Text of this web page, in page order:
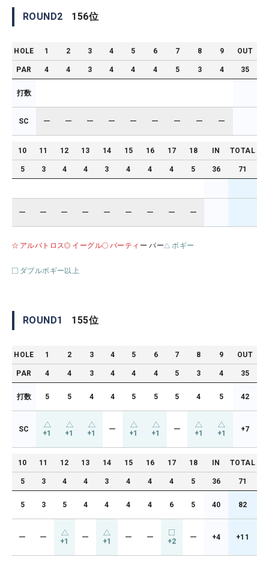
ROUND2 156位
HOLE 1 2 3 4 5 6 7 8 9 OUT
PAR 4 4 3 4 4 4 5 3 4 35
打数
SC ー ー ー ー ー ー ー ー ー
10 11 12 13 14 15 16 17 18 IN TOTAL
5 3 4 4 3 4 4 4 5 36 71
ー ー ー ー ー ー ー ー ー
アルバトロス イーグル バーティ ー パー ボギー
ダブルボギー以上
ROUND1 155位
HOLE 1 2 3 4 5 6 7 8 9 OUT
PAR 4 4 3 4 4 4 5 3 4 35
打数 5 5 4 4 5 5 5 4 5 42
SC +1 +1 +1 ー +1 +1 ー +1 +1 +7
10 11 12 13 14 15 16 17 18 IN TOTAL
5 3 4 4 3 4 4 4 5 36 71
5 3 5 4 4 4 4 6 5 40 82
ー ー +1 ー +1 ー ー +2 ー +4 +11